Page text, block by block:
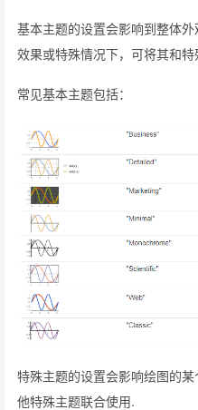
基本主题的设置会影响到整体
效果或特殊情况下，可将其和
常见基本主题包括：
特殊主题的设置会影响绘图的
他特殊主题联合使用.